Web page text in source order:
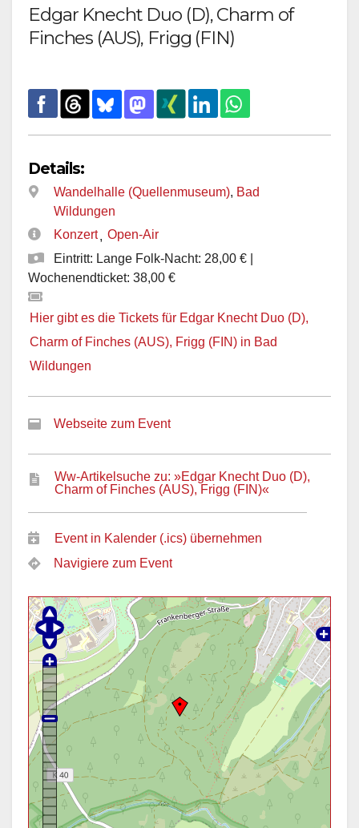
Edgar Knecht Duo (D), Charm of
Finches (AUS), Frigg (FIN)
Details:
Wandelhalle (Quellenmuseum), Bad
Wildungen
Konzert, Open-Air
Eintritt: Lange Folk-Nacht: 28,00 € |
Wochenendticket: 38,00 €
Hier gibt es die Tickets für Edgar Knecht Duo (D),
Charm of Finches (AUS), Frigg (FIN) in Bad
Wildungen
Webseite zum Event
Ww-Artikelsuche zu: »Edgar Knecht Duo (D),
Charm of Finches (AUS), Frigg (FIN)«
Event in Kalender (.ics) übernehmen
Navigiere zum Event